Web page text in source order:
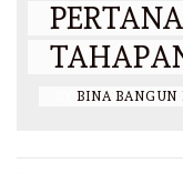
BINA BANGUN